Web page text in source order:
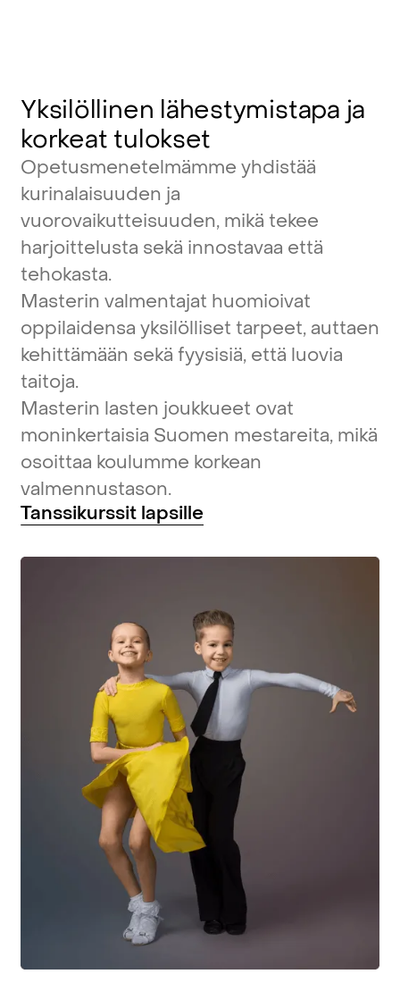
Yksilöllinen lähestymistapa ja
korkeat tulokset
Opetusmenetelmämme yhdistää
kurinalaisuuden ja
vuorovaikutteisuuden, mikä tekee
harjoittelusta sekä innostavaa että
tehokasta.
Masterin valmentajat huomioivat
oppilaidensa yksilölliset tarpeet,auttaen
kehittämään sekä fyysisiä, että luovia
taitoja.
Masterin lasten joukkueet ovat
moninkertaisia Suomen mestareita, mikä
osoittaa koulumme korkean
valmennustason.
Tanssikurssit lapsille